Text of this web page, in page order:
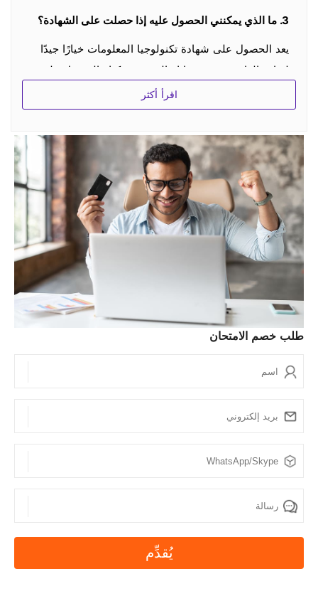
3. ما الذي يمكنني الحصول عليه إذا حصلت على الشهادة؟
يعد الحصول على شهادة تكنولوجيا المعلومات خيارًا جيدًا
لزيادة الراتب وتعزيز حياتك المهنية. يمكنك الحصول على
شهادة تكنولوجيا المعلومات التي يمكنها التحقق من قدرتك
في الصناعة.
4. كيف يمكنني الحصول على خصم؟
هناك دائمًا بعض الخصومات الخاصة في بعض الأيام
الخاصة. إذا كنت مهتمًا وترغب في شراء ثلاثة منتجات أو
أكثر ، فيرجى الاتصال بـsupport@spoto.net للحصول
على خصم وتحقق بانتظام على موقعنا.
5. هل يمكن لطرف ثالث رؤية معلومات عملائك من موقع
الويب الخاص بك؟
لا لا يستطيعون. تحترم SPOTO حق كل عميل في
الخصوصية. نظامنا مؤمن بالكامل ، ولا نشارك أي معلومات
اقرأ أكثر
طلب خصم الامتحان
يُقدِّم